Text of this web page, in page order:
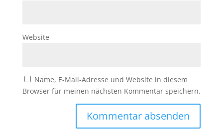
Website
Name, E-Mail-Adresse und Website in diesem
Browser für meinen nächsten Kommentar speichern.